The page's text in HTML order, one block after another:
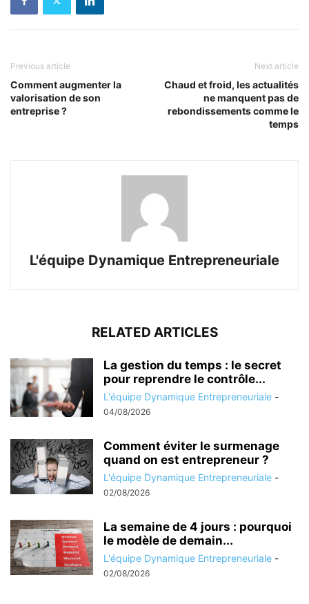
Previous article
Comment augmenter la
valorisation de son
entreprise ?
Next article
Chaud et froid, les actualités
ne manquent pas de
rebondissements comme le
temps
L'équipe Dynamique Entrepreneuriale
RELATED ARTICLES
La gestion du temps : le secret
pour reprendre le contrôle...
L'équipe Dynamique Entrepreneuriale -
04/08/2026
Comment éviter le surmenage
quand on est entrepreneur ?
L'équipe Dynamique Entrepreneuriale -
02/08/2026
La semaine de 4 jours : pourquoi
le modèle de demain...
L'équipe Dynamique Entrepreneuriale -
02/08/2026